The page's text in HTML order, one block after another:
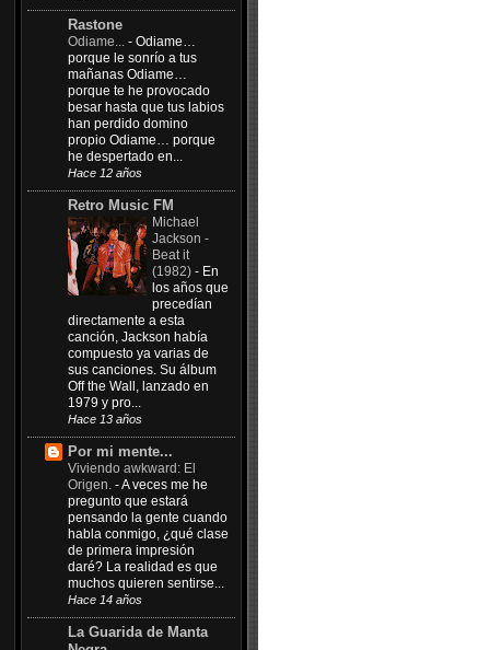
Rastone
Odiame... - Odiame…
porque le sonrío a tus
mañanas Odiame…
porque te he provocado
besar hasta que tus labios
han perdido domino
propio Odiame… porque
he despertado en...
Hace 12 años
Retro Music FM
Michael
Jackson -
Beat it
(1982) - En
los años que
precedían
directamente a esta
canción, Jackson había
compuesto ya varias de
sus canciones. Su álbum
Off the Wall, lanzado en
1979 y pro...
Hace 13 años
Por mi mente...
Viviendo awkward: El
Origen. -A veces me he
pregunto que estará
pensando la gente cuando
habla conmigo, ¿qué clase
de primera impresión
daré? La realidad es que
muchos quieren sentirse...
Hace 14 años
La Guarida de Manta